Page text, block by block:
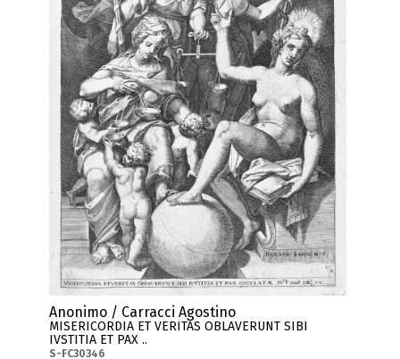
Anonimo / Carracci Agostino
MISERICORDIA ET VERITAS OBLAVERUNT SIBI
IVSTITIA ET PAX ..
S-FC30346